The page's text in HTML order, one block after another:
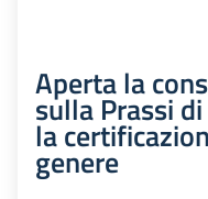
Aperta la
sulla Prassi
la
genere